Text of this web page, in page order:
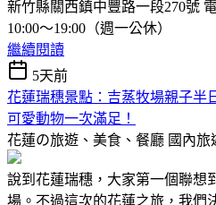
新竹縣關西鎮中豐路一段270號
10:00～19:00（週一公休）
繼續閱讀
5天前
花蓮瑞穗景點：吉蒸牧場親子半
可愛動物一次滿足！
花蓮の旅遊、美食、餐廳 國內旅
說到花蓮瑞穗，大家第一個聯想
場。不過這次的花蓮之旅，我們